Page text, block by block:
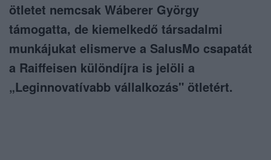
ötletet nemcsak Wáberer György
támogatta, de kiemelkedő társadalmi
munkájukat elismerve a SalusMo csapatát
a Raiffeisen különdíjra is jelöli a
„Leginnovatívabb vállalkozás" ötletért.